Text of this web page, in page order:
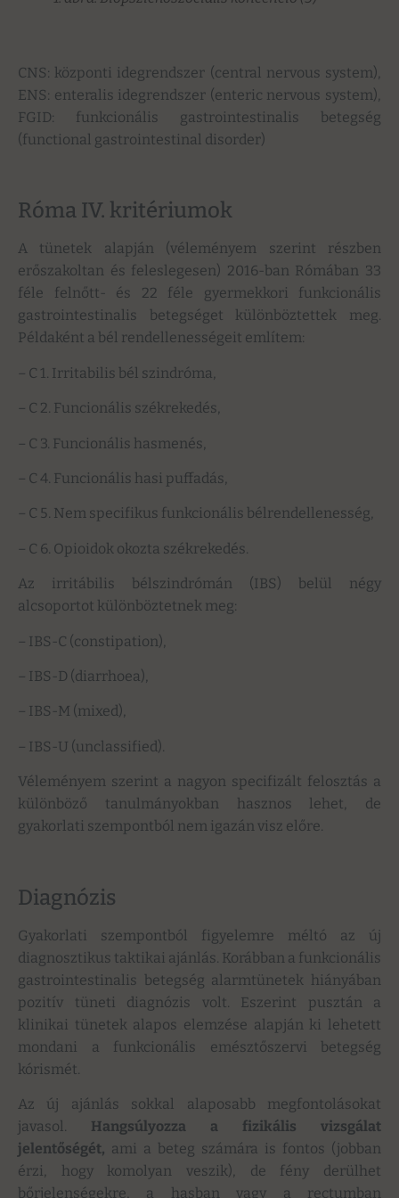
CNS: központi idegrendszer (central nervous system),
ENS: enteralis idegrendszer (enteric nervous system),
FGID: funkcionális gastrointestinalis betegség
(functional gastrointestinal disorder)
Róma IV. kritériumok
A tünetek alapján (véleményem szerint részben
erőszakoltan és feleslegesen) 2016-ban Rómában 33
féle felnőtt- és 22 féle gyermekkori funkcionális
gastrointestinalis betegséget különböztettek meg.
Példaként a bél rendellenességeit említem:
– C 1. Irritabilis bél szindróma,
– C 2. Funcionális székrekedés,
– C 3. Funcionális hasmenés,
– C 4. Funcionális hasi puffadás,
– C 5. Nem specifikus funkcionális bélrendellenesség,
– C 6. Opioidok okozta székrekedés.
Az irritábilis bélszindrómán (IBS) belül négy
alcsoportot különböztetnek meg:
– IBS-C (constipation),
– IBS-D (diarrhoea),
– IBS-M (mixed),
– IBS-U (unclassified).
Véleményem szerint a nagyon specifizált felosztás a
különböző tanulmányokban hasznos lehet, de
gyakorlati szempontból nem igazán visz előre.
Diagnózis
Gyakorlati szempontból figyelemre méltó az új
diagnosztikus taktikai ajánlás. Korábban a funkcionális
gastrointestinalis betegség alarmtünetek hiányában
pozitív tüneti diagnózis volt. Eszerint pusztán a
klinikai tünetek alapos elemzése alapján ki lehetett
mondani a funkcionális emésztőszervi betegség
kórismét.
Az új ajánlás sokkal alaposabb megfontolásokat
javasol. Hangsúlyozza a fizikális vizsgálat
jelentőségét, ami a beteg számára is fontos (jobban
érzi, hogy komolyan veszik), de fény derülhet
bőrjelenségekre, a hasban vagy a rectumban